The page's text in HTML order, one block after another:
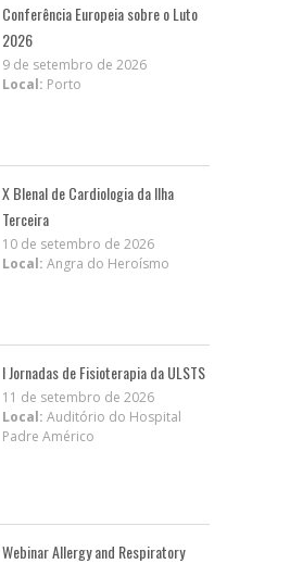
Conferência Europeia sobre o Luto
2026
9 de setembro de 2026
Local: Porto
X BIenal de Cardiologia da Ilha
Terceira
10 de setembro de 2026
Local: Angra do Heroísmo
I Jornadas de Fisioterapia da ULSTS
11 de setembro de 2026
Local: Auditório do Hospital
Padre Américo
Webinar Allergy and Respiratory